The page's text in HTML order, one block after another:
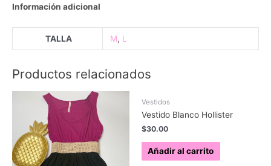
Información adicional
TALLA M, L
Productos relacionados
Vestidos
Vestido Blanco Hollister
$30.00
Añadir al carrito